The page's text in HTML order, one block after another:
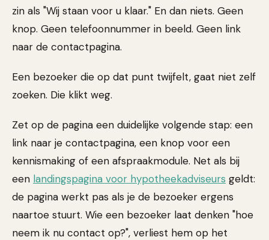
zin als "Wij staan voor u klaar." En dan niets. Geen
knop. Geen telefoonnummer in beeld. Geen link
naar de contactpagina.
Een bezoeker die op dat punt twijfelt, gaat niet zelf
zoeken. Die klikt weg.
Zet op de pagina een duidelijke volgende stap: een
link naar je contactpagina, een knop voor een
kennismaking of een afspraakmodule. Net als bij
een landingspagina voor hypotheekadviseurs geldt:
de pagina werkt pas als je de bezoeker ergens
naartoe stuurt. Wie een bezoeker laat denken "hoe
neem ik nu contact op?", verliest hem op het